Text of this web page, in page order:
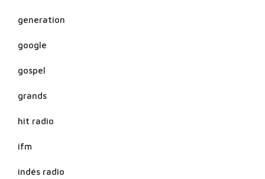
generation
google
gospel
grands
hit radio
ifm
indés radio